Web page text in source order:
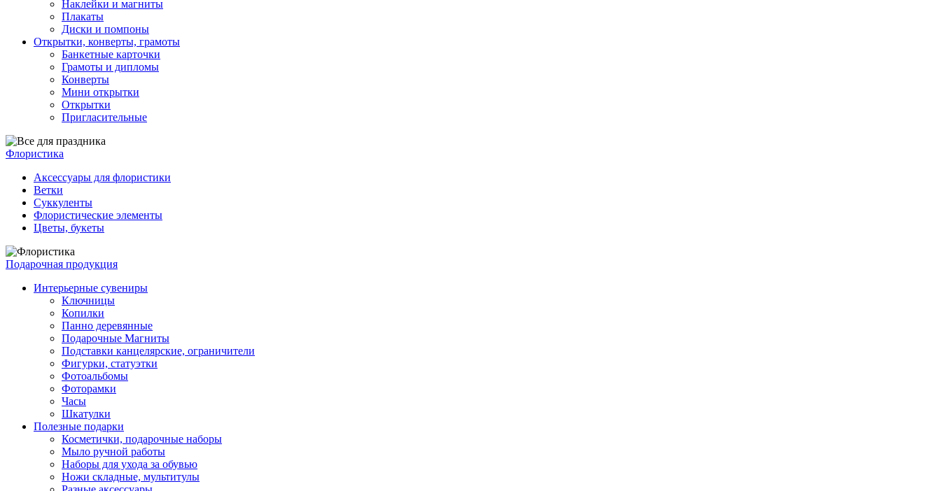
Наклейки и магниты
Плакаты
Диски и помпоны
Открытки, конверты, грамоты
Банкетные карточки
Грамоты и дипломы
Конверты
Мини открытки
Открытки
Пригласительные
Флористика
Аксессуары для флористики
Ветки
Суккуленты
Флористические элементы
Цветы, букеты
Подарочная продукция
Интерьерные сувениры
Ключницы
Копилки
Панно деревянные
Подарочные Магниты
Подставки канцелярские, ограничители
Фигурки, статуэтки
Фотоальбомы
Фоторамки
Часы
Шкатулки
Полезные подарки
Косметички, подарочные наборы
Мыло ручной работы
Наборы для ухода за обувью
Ножи складные, мультитулы